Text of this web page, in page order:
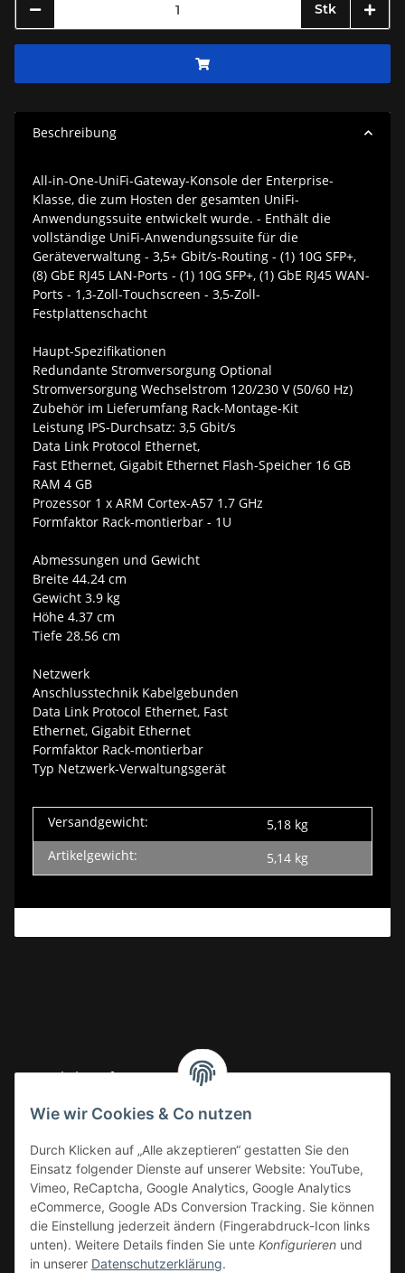
Stk
Beschreibung
All-in-One-UniFi-Gateway-Konsole der Enterprise-
Klasse, die zum Hosten der gesamten UniFi-
Anwendungssuite entwickelt wurde. - Enthält die
vollständige UniFi-Anwendungssuite für die
Geräteverwaltung - 3,5+ Gbit/s-Routing - (1) 10G SFP+,
(8) GbE RJ45 LAN-Ports - (1) 10G SFP+, (1) GbE RJ45 WAN-
Ports - 1,3-Zoll-Touchscreen - 3,5-Zoll-
Festplattenschacht
Haupt-Spezifikationen
Redundante Stromversorgung Optional
Stromversorgung Wechselstrom 120/230 V (50/60 Hz)
Zubehör im Lieferumfang Rack-Montage-Kit
Leistung IPS-Durchsatz: 3,5 Gbit/s
Data Link Protocol Ethernet,
Fast Ethernet, Gigabit Ethernet Flash-Speicher 16 GB
RAM 4 GB
Prozessor 1 x ARM Cortex-A57 1.7 GHz
Formfaktor Rack-montierbar - 1U
Abmessungen und Gewicht
Breite 44.24 cm
Gewicht 3.9 kg
Höhe 4.37 cm
Tiefe 28.56 cm
Netzwerk
Anschlusstechnik Kabelgebunden
Data Link Protocol Ethernet, Fast
Ethernet, Gigabit Ethernet
Formfaktor Rack-montierbar
Typ Netzwerk-Verwaltungsgerät
Versandgewicht:
5,18 kg
Artikelgewicht:
5,14 kg
Gesetzliche Informationen
Wie wir Cookies & Co nutzen
Durch Klicken auf „Alle akzeptieren“ gestatten Sie den
Einsatz folgender Dienste auf unserer Website: YouTube,
Vimeo, ReCaptcha, Google Analytics, Google Analytics
eCommerce, Google ADs Conversion Tracking. Sie können
die Einstellung jederzeit ändern (Fingerabdruck-Icon links
unten). Weitere Details finden Sie unte Konfigurieren und
in unserer Datenschutzerklärung.